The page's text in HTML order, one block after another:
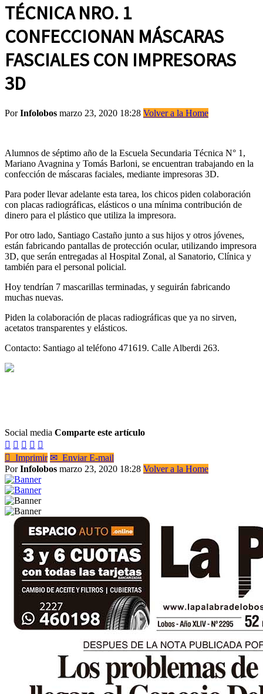
TÉCNICA NRO. 1
CONFECCIONAN MÁSCARAS
FASCIALES CON IMPRESORAS
3D
PorInfolobos marzo 23, 2020 18:28 Volver a la Home
Alumnos de séptimo año de la Escuela Secundaria Técnica N° 1,
Mariano Avagnina y Tomás Barloni, se encuentran trabajando en la
confección de máscaras faciales, mediante impresoras 3D.
Para poder llevar adelante esta tarea, los chicos piden colaboración
con placas radiográficas, elásticos o una mínima contribución de
dinero para el plástico que utiliza la impresora.
Por otro lado, Santiago Castaño junto a sus hijos y otros jóvenes,
están fabricando pantallas de protección ocular, utilizando impresora
3D, que serán entregadas al Hospital Zonal, al Sanatorio, Clínica y
también para el personal policial.
Hoy tendrían 7 mascarillas terminadas, y seguirán fabricando
muchas nuevas.
Piden la colaboración de placas radiográficas que ya no sirven,
acetatos transparentes y elásticos.
Contacto: Santiago al teléfono 471619. Calle Alberdi 263.
Social media Comparte este artículo
    
 Imprimir ✉ Enviar E-mail
PorInfolobos marzo 23, 2020 18:28 Volver a la Home